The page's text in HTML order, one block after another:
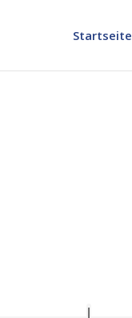
Startseite